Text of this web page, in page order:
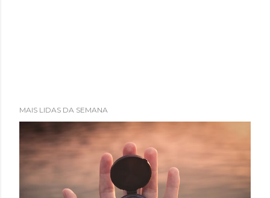
MAIS LIDAS DA SEMANA